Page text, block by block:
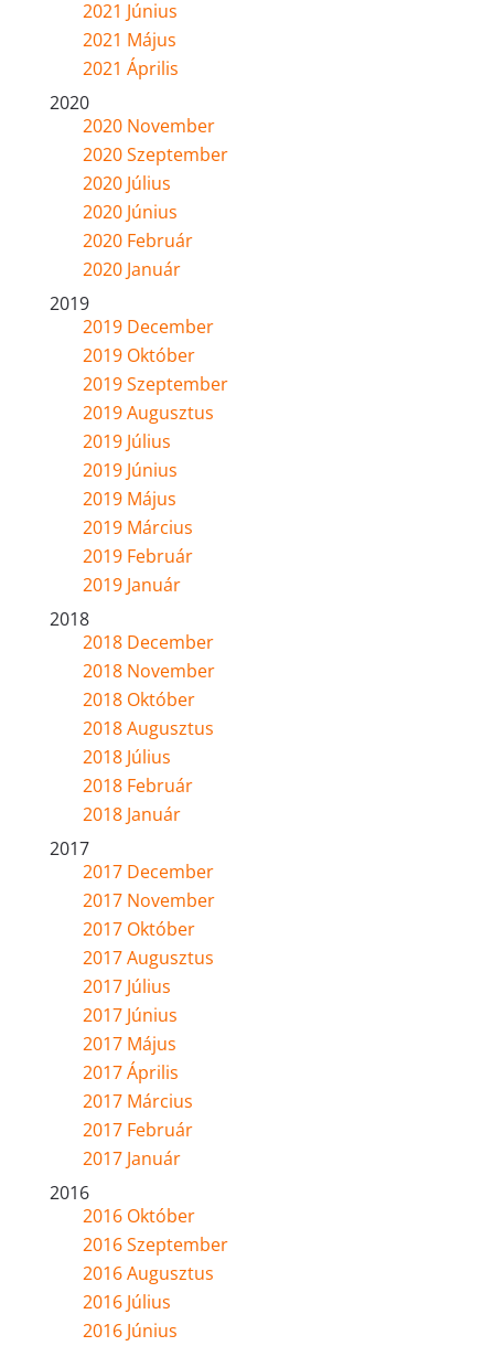
2021 Június
2021 Május
2021 Április
2020
2020 November
2020 Szeptember
2020 Július
2020 Június
2020 Február
2020 Január
2019
2019 December
2019 Október
2019 Szeptember
2019 Augusztus
2019 Július
2019 Június
2019 Május
2019 Március
2019 Február
2019 Január
2018
2018 December
2018 November
2018 Október
2018 Augusztus
2018 Július
2018 Február
2018 Január
2017
2017 December
2017 November
2017 Október
2017 Augusztus
2017 Július
2017 Június
2017 Május
2017 Április
2017 Március
2017 Február
2017 Január
2016
2016 Október
2016 Szeptember
2016 Augusztus
2016 Július
2016 Június